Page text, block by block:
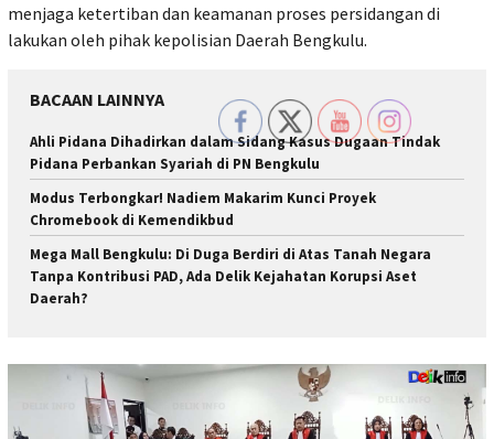
menjaga ketertiban dan keamanan proses persidangan di
lakukan oleh pihak kepolisian Daerah Bengkulu.
BACAAN LAINNYA
Ahli Pidana Dihadirkan dalam Sidang Kasus Dugaan Tindak
Pidana Perbankan Syariah di PN Bengkulu
Modus Terbongkar! Nadiem Makarim Kunci Proyek
Chromebook di Kemendikbud
Mega Mall Bengkulu: Di Duga Berdiri di Atas Tanah Negara
Tanpa Kontribusi PAD, Ada Delik Kejahatan Korupsi Aset
Daerah?